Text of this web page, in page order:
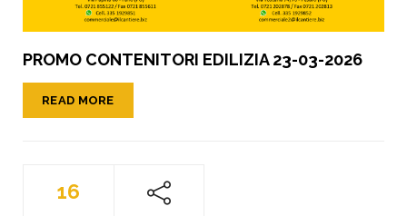
PROMO CONTENITORI EDILIZIA 23-03-2026
READ MORE
16